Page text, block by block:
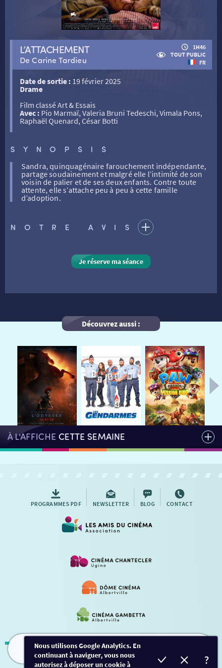
FILMS HORAIRES EVÈNEMENTS TARIFS
SÉANCES SPÉCIALES
JEUNESSE
AUTRES RENDEZ-VOUS
RETOUR
ATELIERS PRATIQUES
RETOUR
LA SÉLECTION DES AMIS DU CINÉMA & LES FILMS
D’ACTUALITÉS
MON COMPTE
RETOUR
HISTORIQUE
RETOUR
TARIFS
NOS SALLES
NOUS CONTACTER
L’ATTACHEMENT
De Carine Tardieu
1H46
TOUT PUBLIC
FR
Date de sortie : 19 février 2025
Drame
Film classé Art & Essais
Avec : Pio Marmaï, Valeria Bruni Tedeschi, Vimala Pons,
Raphaël Quenard, César Botti
SYNOPSIS
Sandra, quinquagénaire farouchement indépendante,
partage soudainement et malgré elle l’intimité de son
voisin de palier et de ses deux enfants. Contre toute
attente, elle s’attache peu à peu à cette famille
d’adoption.
NOTRE AVIS
Je réserve ma séance
Découvrez aussi :
À L'AFFICHE CETTE SEMAINE
PROGRAMMES PDF NEWSLETTER BLOG CONTACT
Mentions légales Contact
Nous utilisons Google Analytics. En
continuant à naviguer, vous nous
autorisez à déposer un cookie à